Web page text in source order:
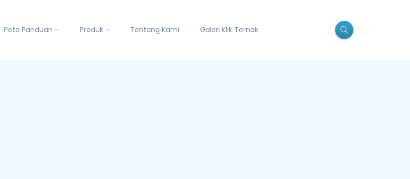
Peta Panduan Produk Tentang Kami Galeri Klik Ternak